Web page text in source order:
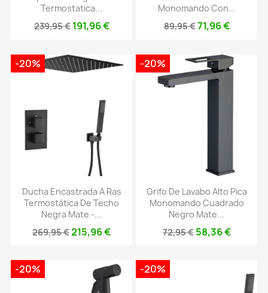
Termostatica...
239,95 € 191,96 €
Monomando Con...
89,95 €71,96 €
Ducha Encastrada A Ras
Termostática De Techo
Negra Mate -...
269,95 €215,96 €
-20%
Grifo De Lavabo Alto Pica
Monomando Cuadrado
Negro Mate...
72,95 € 58,36 €
-20%
-20% -20%